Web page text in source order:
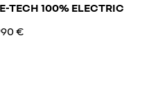
TECH 100% ELECTRIC
€